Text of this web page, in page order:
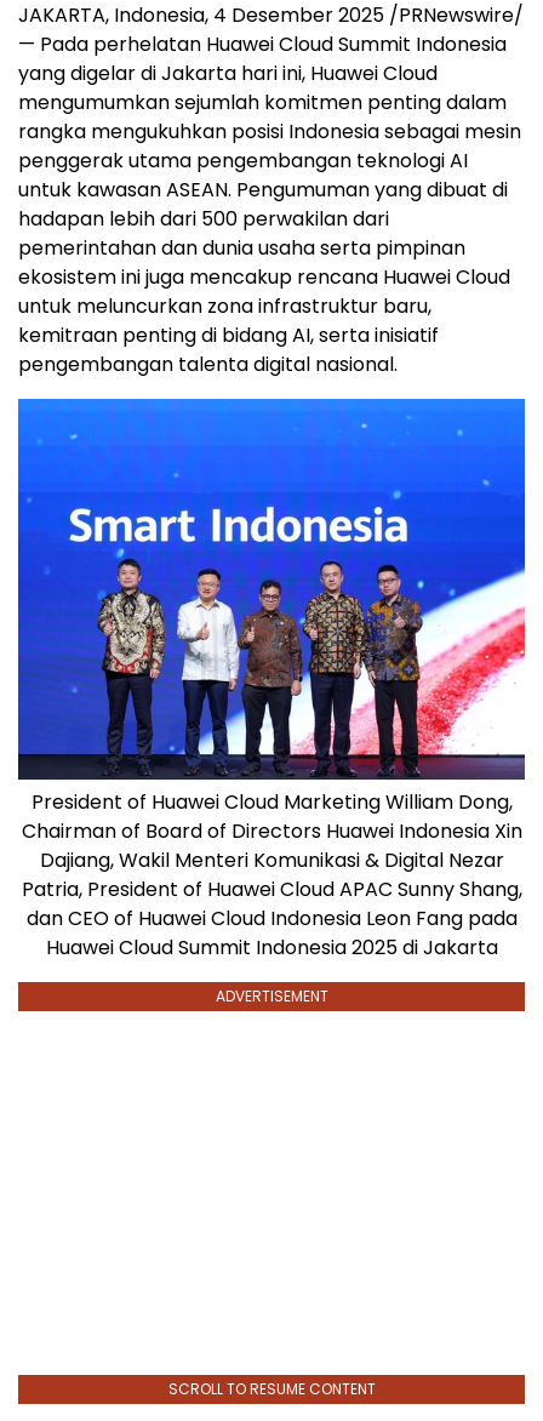
JAKARTA, Indonesia, 4 Desember 2025 /PRNewswire/
— Pada perhelatan Huawei Cloud Summit Indonesia
yang digelar diJakarta hari ini, Huawei Cloud
mengumumkan sejumlah komitmen penting dalam
rangka mengukuhkan posisi Indonesia sebagai mesin
penggerak utama pengembangan teknologi AI
untuk kawasan ASEAN. Pengumuman yang dibuat di
hadapan lebih dari 500 perwakilan dari
pemerintahan dan dunia usaha serta pimpinan
ekosistem ini juga mencakup rencana Huawei Cloud
untuk meluncurkan zona infrastruktur baru,
kemitraan penting di bidang AI, serta inisiatif
pengembangan talenta digital nasional.
President of Huawei Cloud Marketing William Dong,
Chairman of Board of Directors Huawei Indonesia Xin
Dajiang, Wakil Menteri Komunikasi & Digital Nezar
Patria, President of Huawei Cloud APAC Sunny Shang,
dan CEO of Huawei Cloud Indonesia Leon Fang pada
Huawei Cloud Summit Indonesia 2025 di Jakarta
ADVERTISEMENT
SCROLL TO RESUME CONTENT